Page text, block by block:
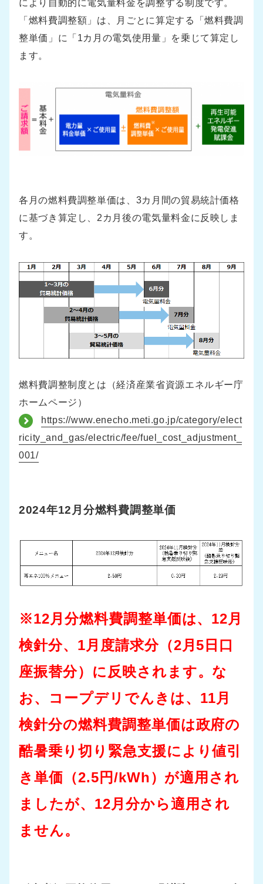
により自動的に電気量料金を調整する制度です。
「燃料費調整額」は、月ごとに算定する「燃料費調
整単価」に「1カ月の電気使用量」を乗じて算定し
ます。
各月の燃料費調整単価は、3カ月間の貿易統計価格
に基づき算定し、2カ月後の電気量料金に反映しま
す。
燃料費調整制度とは（経済産業省資源エネルギー庁
ホームページ）
https://www.enecho.meti.go.jp/category/elect
ricity_and_gas/electric/fee/fuel_cost_adjustment_
001/
2024年12月分燃料費調整単価
※12月分燃料費調整単価は、12月
検針分、1月度請求分（2月5日口
座振替分）に反映されます。な
お、コープデリでんきは、11月
検針分の燃料費調整単価は政府の
酷暑乗り切り緊急支援により値引
き単価（2.5円/kWh）が適用され
ましたが、12月分から適用され
ません。